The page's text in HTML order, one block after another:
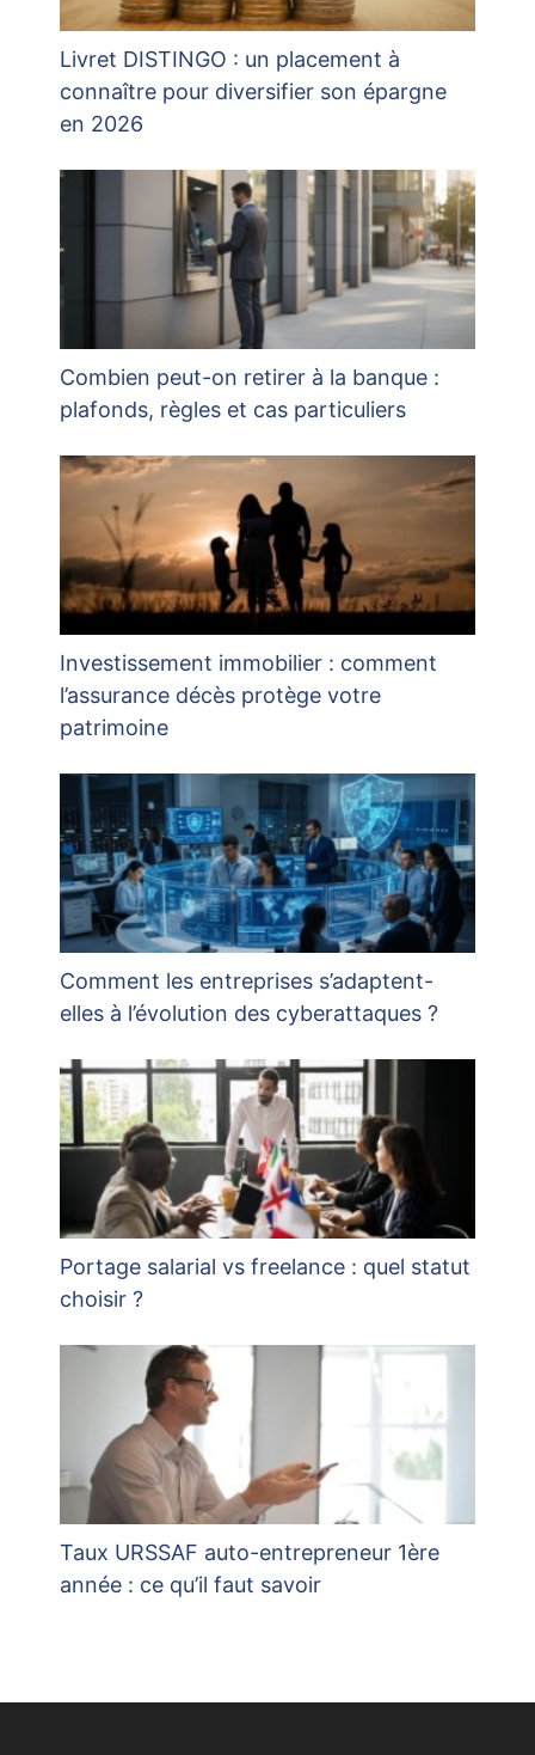
Livret DISTINGO : un placement à
connaître pour diversifier son épargne
en 2026
Combien peut-on retirer à la banque :
plafonds, règles et cas particuliers
Investissement immobilier : comment
l’assurance décès protège votre
patrimoine
Comment les entreprises s’adaptent-
elles à l’évolution des cyberattaques ?
Portage salarial vs freelance : quel statut
choisir ?
Taux URSSAF auto-entrepreneur 1ère
année : ce qu’il faut savoir